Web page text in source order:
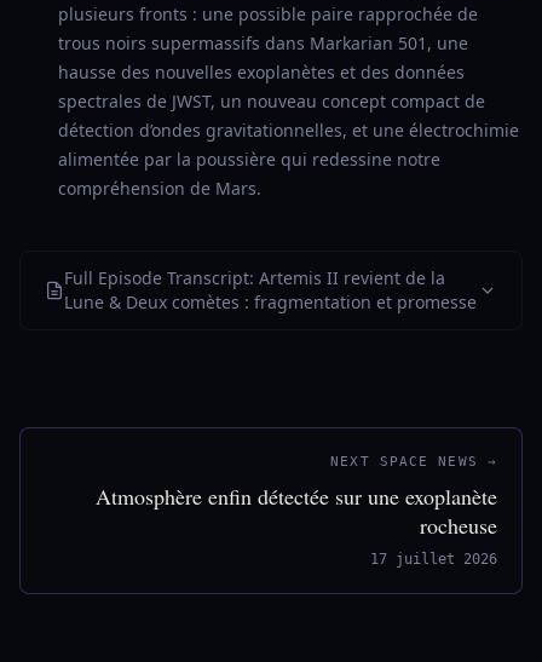
plusieurs fronts : une possible paire rapprochée de
trous noirs supermassifs dans Markarian 501, une
hausse des nouvelles exoplanètes et des données
spectrales de JWST, un nouveau concept compact de
détection d’ondes gravitationnelles, et une électrochimie
alimentée par la poussière qui redessine notre
compréhension de Mars.
Full Episode Transcript: Artemis II revient de la
Lune & Deux comètes : fragmentation et promesse
NEXT SPACE NEWS →
Atmosphère enfin détectée sur une exoplanète
rocheuse
17 juillet 2026